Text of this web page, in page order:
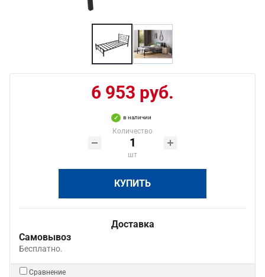
6 953 руб.
в наличии
Количество
шт
КУПИТЬ
Доставка
Самовывоз
Бесплатно.
Сравнение